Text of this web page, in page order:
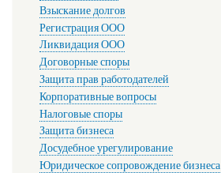
Взыскание долгов
Регистрация ООО
Ликвидация ООО
Договорные споры
Защита прав работодателей
Корпоративные вопросы
Налоговые споры
Защита бизнеса
Досудебное урегулирование
Юридическое сопровождение бизнеса